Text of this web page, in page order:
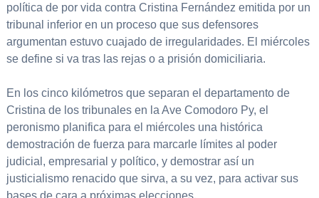
política de por vida contra Cristina Fernández emitida por un
tribunal inferior en un proceso que sus defensores
argumentan estuvo cuajado de irregularidades. El miércoles
se define si va tras las rejas o a prisión domiciliaria.
En los cinco kilómetros que separan el departamento de
Cristina de los tribunales en la Ave Comodoro Py, el
peronismo planifica para el miércoles una histórica
demostración de fuerza para marcarle límites al poder
judicial, empresarial y político, y demostrar así un
justicialismo renacido que sirva, a su vez, para activar sus